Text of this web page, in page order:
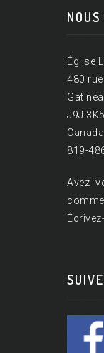
Église
480
J9J 3K5
Canada
819-
Avez -